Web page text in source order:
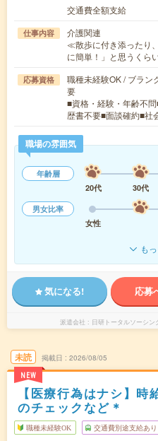
交通費全額支給
仕事内容
介護関連
≪散歩に付き添ったり
に簡単！」と思うくら
応募資格
職種未経験OK / ブラン
要
■資格・経験・年齢不
歴書不要■面談確約■
職場の雰囲気
年齢層
20代
30代
男女比率
女性
も
気になる! 応募
派遣会社 日研トータルソーシ
未読
NEW
掲載日 2026/08/05
【医療行為はナシ】
のチェックなど＊
職種未経験OK 交通費別途支給あり